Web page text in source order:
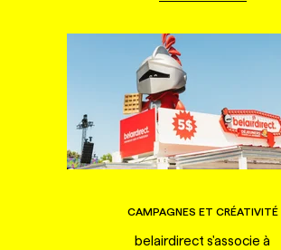
CAMPAGNES ET CRÉATIVITÉ
belairdirect s'associe à